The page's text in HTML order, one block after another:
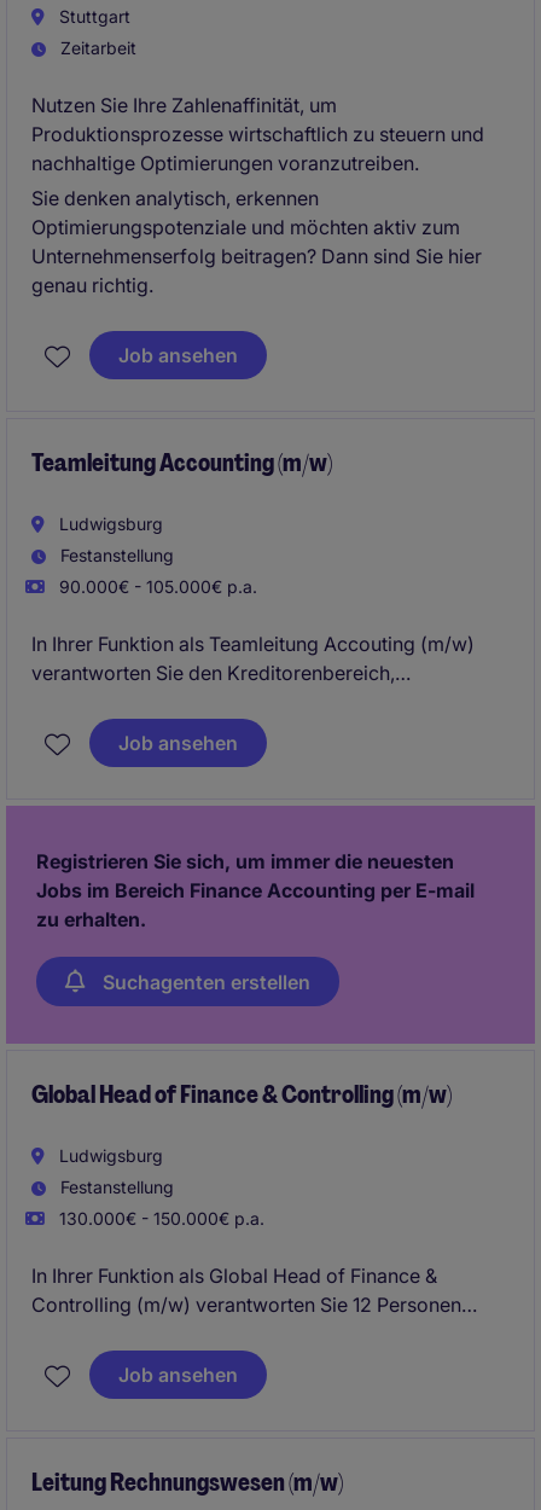
Stuttgart
Zeitarbeit
Nutzen Sie Ihre Zahlenaffinität, um
Produktionsprozesse wirtschaftlich zu steuern und
nachhaltige Optimierungen voranzutreiben.
Sie denken analytisch, erkennen
Optimierungspotenziale und möchten aktiv zum
Unternehmenserfolg beitragen? Dann sind Sie hier
genau richtig.
Job ansehen
Teamleitung Accounting (m/w)
Ludwigsburg
Festanstellung
90.000€ - 105.000€ p.a.
In Ihrer Funktion als Teamleitung Accouting (m/w)
verantworten Sie den Kreditorenbereich,
HGB mit ihrem fünfköpfigen Team unter Verwendung
von SAP.
Job ansehen
Registrieren Sie sich, um immer die neuesten
Jobs im Bereich Finance Accounting per E-mail
zu erhalten.
Suchagenten erstellen
Global Head of Finance & Controlling (m/w)
Ludwigsburg
Festanstellung
130.000€ - 150.000€ p.a.
In Ihrer Funktion als Global Head of Finance &
Controlling (m/w) verantworten Sie 12 Personen
Hierbei haben Sie die übergeordneten Zahlen der 8
sicher.
Job ansehen
Leitung Rechnungswesen (m/w)